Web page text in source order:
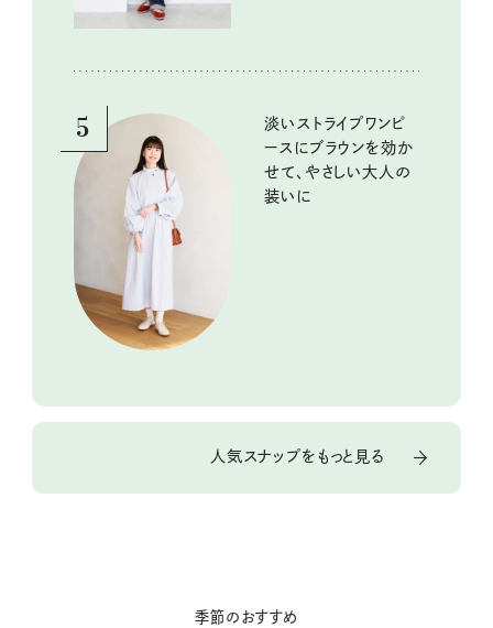
5
淡いストライプワンピ
ースにブラウンを効か
せて、やさしい大人の
装いに
人気スナップをもっと見る
季節のおすすめ